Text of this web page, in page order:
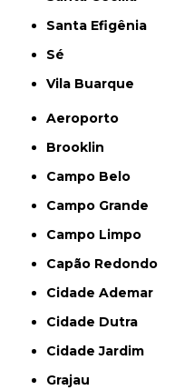
Santa Efigênia
Sé
Vila Buarque
Aeroporto
Brooklin
Campo Belo
Campo Grande
Campo Limpo
Capão Redondo
Cidade Ademar
Cidade Dutra
Cidade Jardim
Grajau